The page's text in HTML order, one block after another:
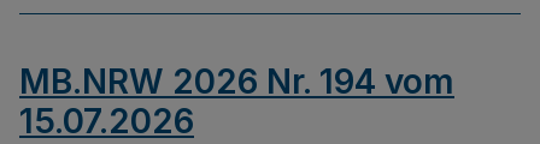
MB.NRW 2026 Nr. 194 vom
15.07.2026